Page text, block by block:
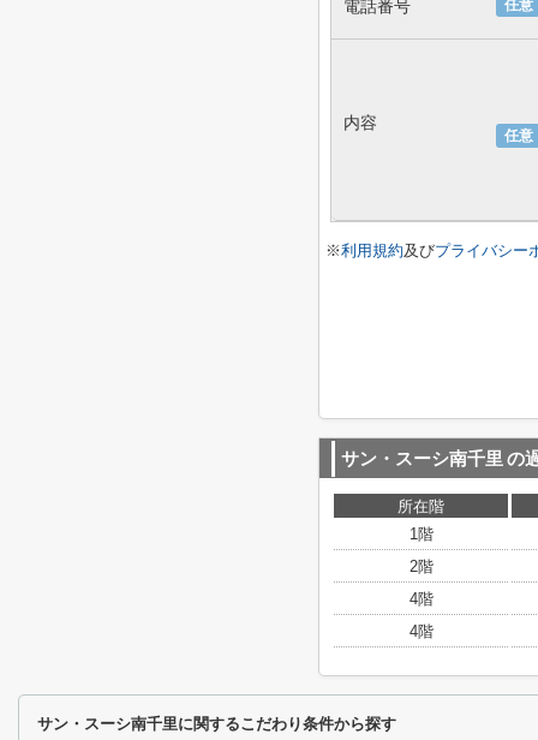
任意
電話番号
任意
内容
※利用規約及びプライバシー
サン・スーシ南千里 の
所在階
1階
2階
4階
4階
サン・スーシ南千里に関するこだわり条件から探す